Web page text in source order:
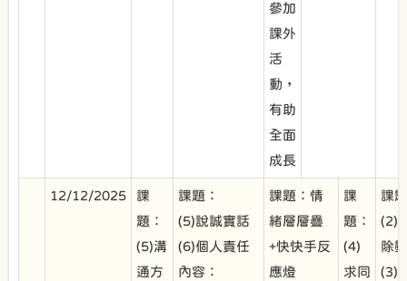
參加
課外
活
動，
有助
全面
成長
12/12/2025
課
題：
(5)溝
通方
課題：
(5)說誠實話
(6)個人責任
內容：
課題：情
緒層層疊
+快快手反
應燈
課
題：
(4)
求同
課
(2)
除
(3)